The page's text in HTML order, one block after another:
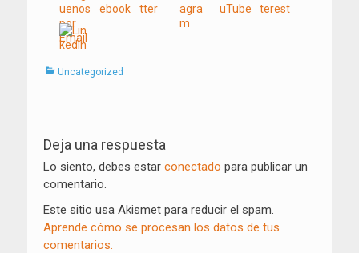
Categorías
Uncategorized
de
entradas
Deja una respuesta
Lo siento, debes estar conectado para publicar un
comentario.
Este sitio usa Akismet para reducir el spam.
Aprende cómo se procesan los datos de tus
comentarios.